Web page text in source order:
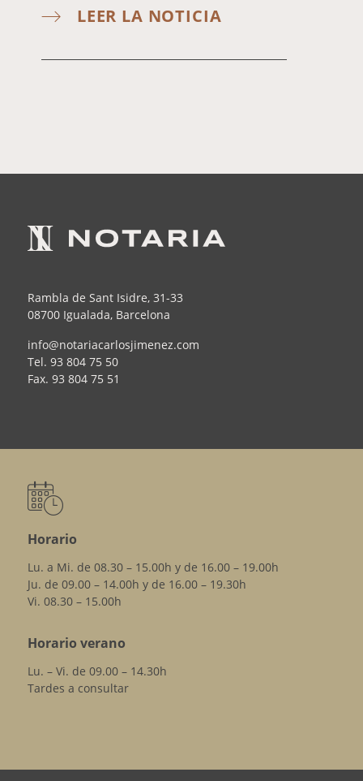
LEER LA NOTICIA
Rambla de Sant Isidre, 31-33
08700 Igualada, Barcelona
info@notariacarlosjimenez.com
Tel. 93 804 75 50
Fax. 93 804 75 51
Horario
Lu. a Mi. de 08.30 – 15.00h y de 16.00 – 19.00h
Ju. de 09.00 – 14.00h y de 16.00 – 19.30h
Vi. 08.30 – 15.00h
Horario verano
Lu. – Vi. de 09.00 – 14.30h
Tardes a consultar